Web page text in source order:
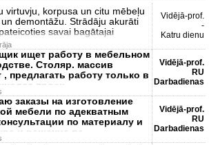
virtuvju, korpusa un citu mēbeļu
demontāžu. Strādāju akurāti
savai bagātajai
Vidējā-prof.
-
Katru dienu
ищет работу в мебельном
Столяр. массив
, предлагать работу только в
проек
Vidējā-prof.
RU
Darbadienas
заказы на изготовление
мебели по адекватным
по материалу и
и решение вс
Vidējā-prof.
RU
Darbadienas